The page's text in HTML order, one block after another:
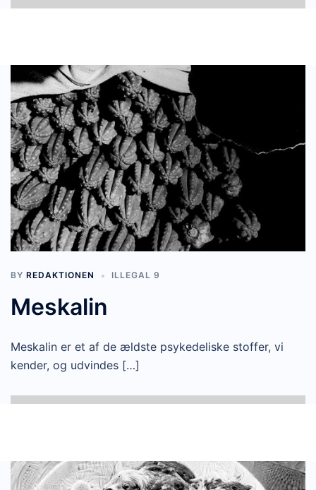
BY REDAKTIONEN ILLEGAL 9
Meskalin
Meskalin er et af de ældste psykedeliske stoffer, vi
kender, og udvindes […]